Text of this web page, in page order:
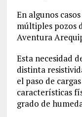
En algunos
múltiples pozos
Aventura
Esta necesidad
distinta
el paso de
características
grado de